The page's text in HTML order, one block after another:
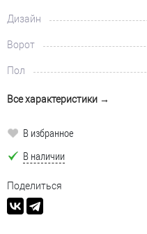
Дизайн
Ворот
Пол
Все характеристики →
В избранное
В наличии
Поделиться